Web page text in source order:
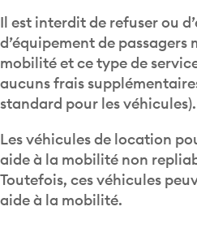
Il est interdit de refuser ou
d’équipement de passagers
mobilité et ce type de
aucuns frais
standard pour les véhicules).
Les véhicules de location
aide à la mobilité non
Toutefois, ces véhicules
aide à la mobilité.